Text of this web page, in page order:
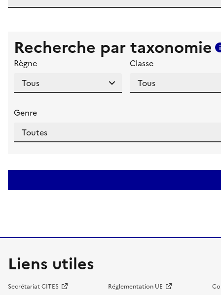
Recherche par taxonomie
Règne Classe
Genre
Liens utiles
Secrétariat CITES Réglementation UE